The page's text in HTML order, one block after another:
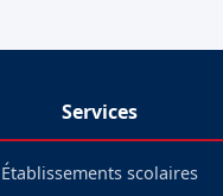
Services
Établissements scolaires